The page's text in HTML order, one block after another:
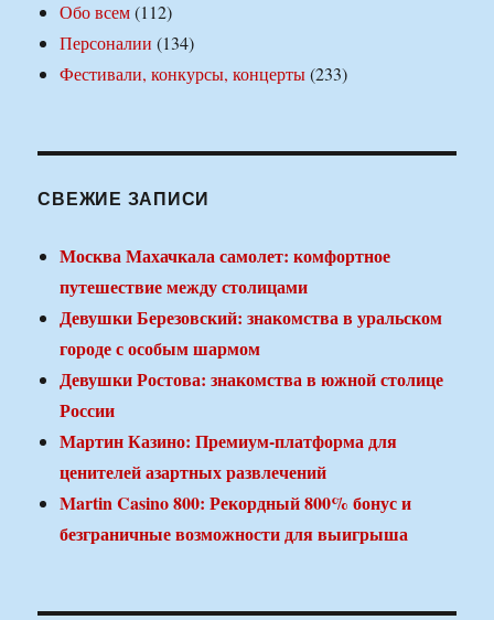
Обо всем(112)
Персоналии (134)
Фестивали, конкурсы, концерты(233)
СВЕЖИЕ ЗАПИСИ
Москва Махачкала самолет: комфортное
путешествие между столицами
Девушки Березовский: знакомства в уральском
городе с особым шармом
Девушки Ростова: знакомства в южной столице
России
Мартин Казино: Премиум-платформа для
ценителей азартных развлечений
Martin Casino 800: Рекордный 800% бонус и
безграничные возможности для выигрыша